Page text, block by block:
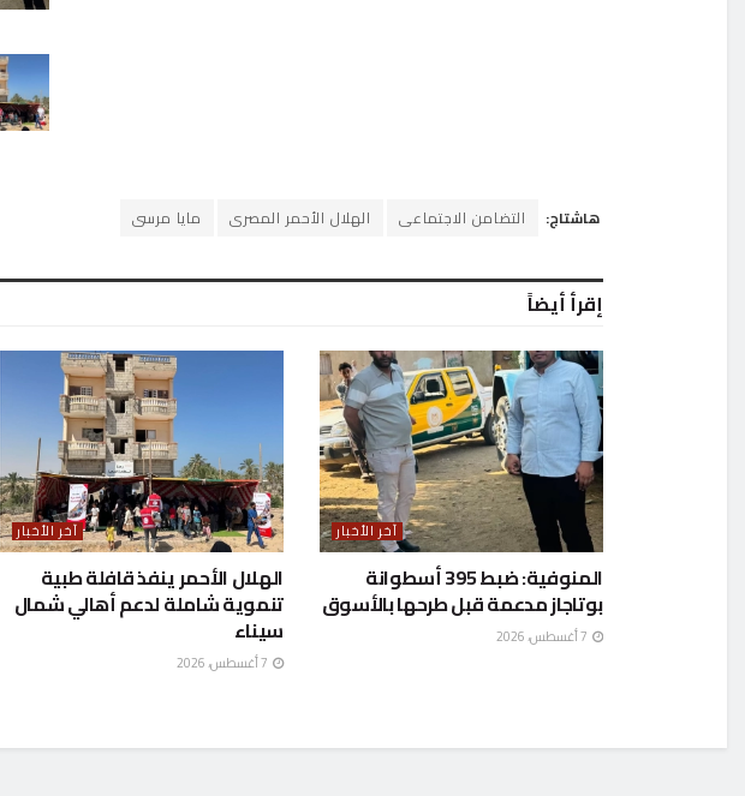
هاشتاج: التضامن الاجتماعى الهلال الأحمر المصرى مايا مرسى
إقرأ أيضاً
آخر الأخبار
المنوفية: ضبط 395 أسطوانة
بوتاجاز مدعمة قبل طرحها بالأسوق
آخر الأخبار
الهلال الأحمر ينفذ قافلة طبية
تنموية شاملة لدعم أهالي شمال
سيناء